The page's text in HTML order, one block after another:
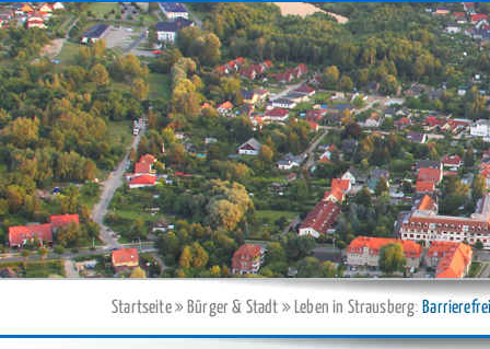
Startseite Bürger & Stadt Leben in Strausberg